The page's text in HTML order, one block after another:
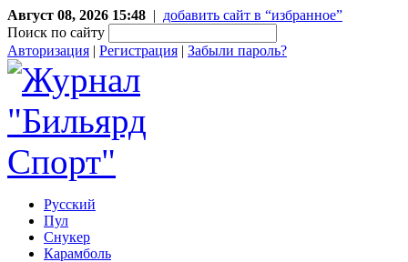
Август 08, 2026 15:48 | добавить сайт в “избранное”
Поиск по сайту
Авторизация | Регистрация | Забыли пароль?
Русский
Пул
Снукер
Карамболь